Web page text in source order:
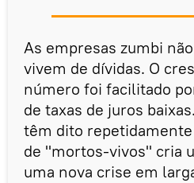
As empresas zumbi
vivem de dívidas. O
número foi facilitado
de taxas de juros
têm dito repetidamente
de "mortos-vivos" cria
uma nova crise em